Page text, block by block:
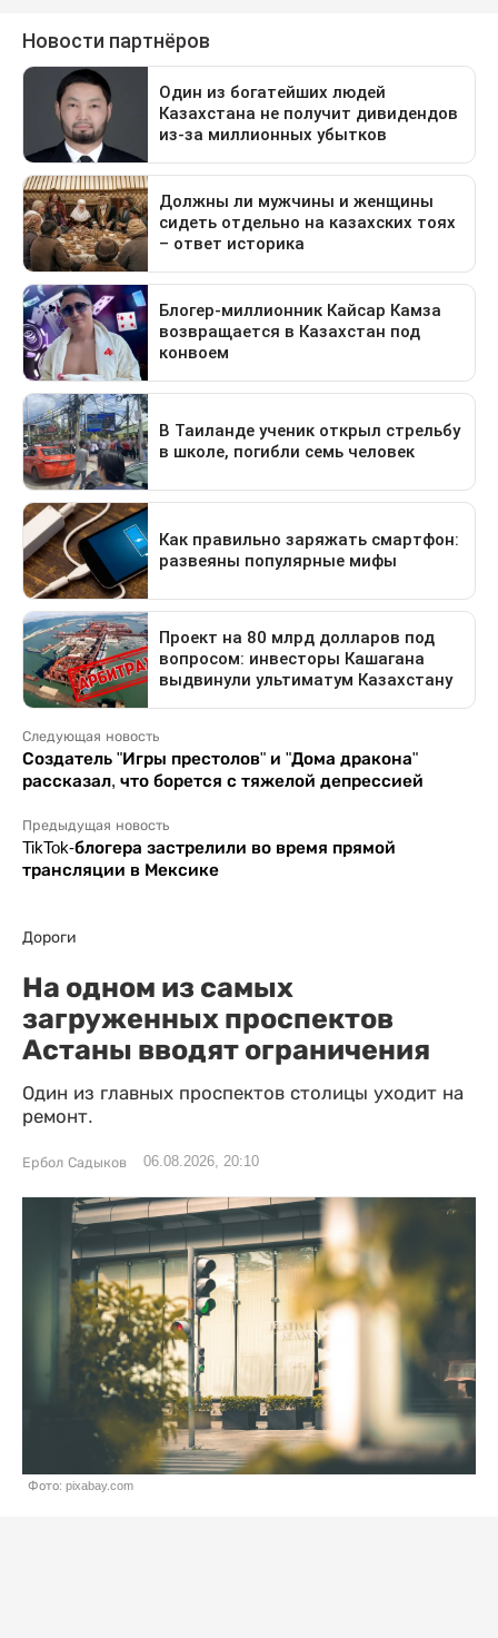
Следующая новость
Создатель "Игры престолов" и "Дома дракона"
рассказал, что борется с тяжелой депрессией
Предыдущая новость
TikTok-блогера застрелили во время прямой
трансляции в Мексике
Дороги
На одном из самых
загруженных проспектов
Астаны вводят ограничения
Один из главных проспектов столицы уходит на
ремонт.
Ербол Садыков 06.08.2026, 20:10
Фото: pixabay.com